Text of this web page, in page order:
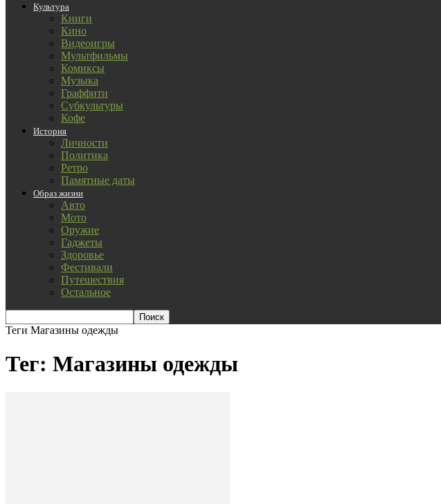
Культура
Книги
Кино
Видеоигры
Мультфильмы
Комиксы
Музыка
Граффити
Субкультуры
Кофе
История
Личности
Политика
Ретро
Памятные даты
Образ жизни
Авто
Мото
Оружие
Гаджеты
Здоровье
Фестивали
Путешествия
Остальное
Теги Магазины одежды
Тег: Магазины одежды